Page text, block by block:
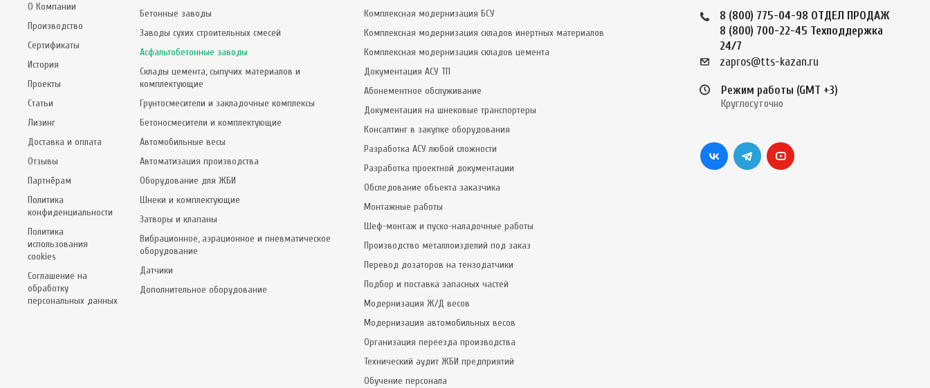
О Компании
Производство
Сертификаты
История
Проекты
Статьи
Лизинг
Доставка и оплата
Отзывы
Партнёрам
Политика
конфиденциальности
Политика
использования
cookies
Соглашение на
обработку
персональных данных
Бетонные заводы
Заводы сухих строительных смесей
Асфальтобетонные заводы
Склады цемента, сыпучих материалов и
комплектующие
Грунтосмесители и закладочные комплексы
Бетоносмесители и комплектующие
Автомобильные весы
Автоматизация производства
Оборудование для ЖБИ
Шнеки и комплектующие
Затворы и клапаны
Вибрационное, аэрационное и пневматическое
оборудование
Датчики
Дополнительное оборудование
Комплексная модернизация БСУ
Комплексная модернизация складов инертных материалов
Комплексная модернизация складов цемента
Документация АСУ ТП
Абонементное обслуживание
Документация на шнековые транспортеры
Консалтинг в закупке оборудования
Разработка АСУ любой сложности
Разработка проектной документации
Обследование объекта заказчика
Монтажные работы
Шеф-монтаж и пуско-наладочные работы
Производство металлоизделий под заказ
Перевод дозаторов на тензодатчики
Подбор и поставка запасных частей
Модернизация Ж/Д весов
Модернизация автомобильных весов
Организация переезда производства
Технический аудит ЖБИ предприятий
Обучение персонала
8 (800) 775-04-98 ОТДЕЛ ПРОДАЖ
8 (800) 700-22-45 Техподдержка
24/7
zapros@tts-kazan.ru
Режим работы (GMT +3)
Круглосуточно